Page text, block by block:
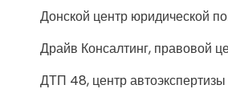
Донской центр юридической
Драйв Консалтинг, правовой
ДТП 48, центр автоэкспертизы